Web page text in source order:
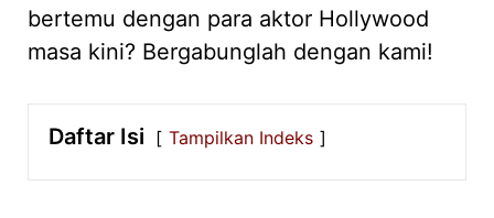
bertemu dengan para aktor Hollywood
masa kini? Bergabunglah dengan kami!
Daftar Isi Tampilkan Indeks